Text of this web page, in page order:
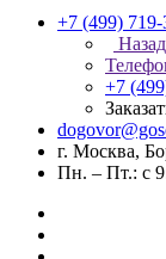
+7 (499)
Назад
+7
г. Москва,
Пн. – Пт.: с